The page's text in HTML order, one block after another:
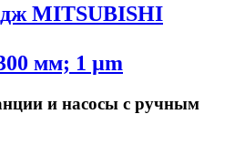
MITSUBISHI
мм; 1 µm
и насосы с ручным